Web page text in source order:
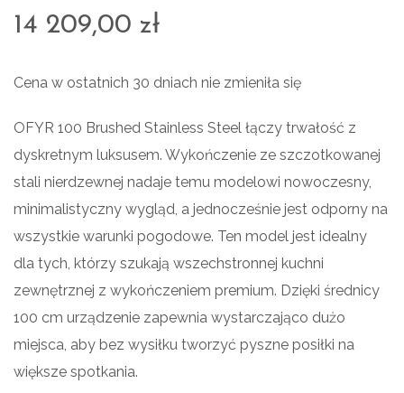
14 209,00 zł
Cena w ostatnich 30 dniach nie zmieniła się
OFYR 100 Brushed Stainless Steel łączy trwałość z
dyskretnym luksusem. Wykończenie ze szczotkowanej
stali nierdzewnej nadaje temu modelowi nowoczesny,
minimalistyczny wygląd, a jednocześnie jest odporny na
wszystkie warunki pogodowe. Ten model jest idealny
dla tych, którzy szukają wszechstronnej kuchni
zewnętrznej z wykończeniem premium. Dzięki średnicy
100 cm urządzenie zapewnia wystarczająco dużo
miejsca, aby bez wysiłku tworzyć pyszne posiłki na
większe spotkania.